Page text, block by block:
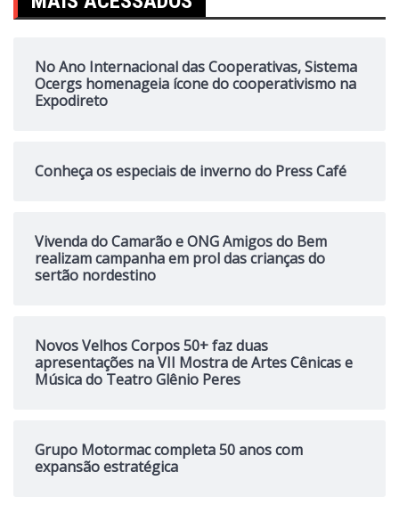
No Ano Internacional das Cooperativas, Sistema
Ocergs homenageia ícone do cooperativismo na
Expodireto
Conheça os especiais de inverno do Press Café
Vivenda do Camarão e ONG Amigos do Bem
realizam campanha em prol das crianças do
sertão nordestino
Novos Velhos Corpos 50+ faz duas
apresentações na VII Mostra de Artes Cênicas e
Música do Teatro Glênio Peres
Grupo Motormac completa 50 anos com
expansão estratégica